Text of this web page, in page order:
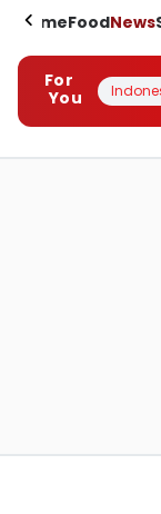
HomeFoodNews
For
You